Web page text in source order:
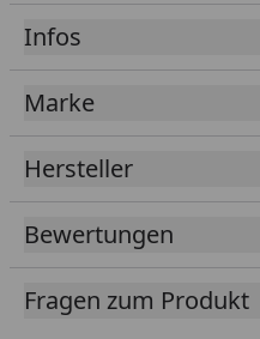
Infos
Marke
Hersteller
Bewertungen
Fragen zum Produkt